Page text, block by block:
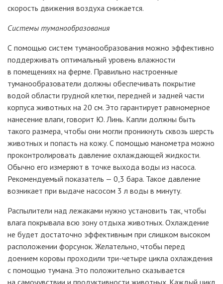
скорость движения воздуха снижается.
Системы туманообразования
С помощью систем туманообразования можно эффективно
поддерживать оптимальный уровень влажности
в помещениях на ферме. Правильно настроенные
туманообразователи должны обеспечивать покрытие
водой области грудной клетки, передней и задней части
корпуса животных на 20 см. Это гарантирует равномерное
нанесение влаги, говорит Ю. Линь. Капли должны быть
такого размера, чтобы они могли проникнуть сквозь шерсть
животных и попасть на кожу. С помощью манометра можно
проконтролировать давление охлаждающей жидкости.
Обычно его измеряют в точке выхода воды из насоса.
Рекомендуемый показатель — 0,3 бара. Такое давление
возникает при выдаче насосом 3 л воды в минуту.
Распылители над лежаками нужно установить так, чтобы
влага покрывала всю зону отдыха животных. Охлаждение
не будет достаточно эффективным при слишком высоком
расположении форсунок. Желательно, чтобы перед
доением коровы проходили три-четыре цикла охлаждения
с помощью тумана. Это положительно сказывается
на самочувствии и продуктивности животных. Каждый цикл